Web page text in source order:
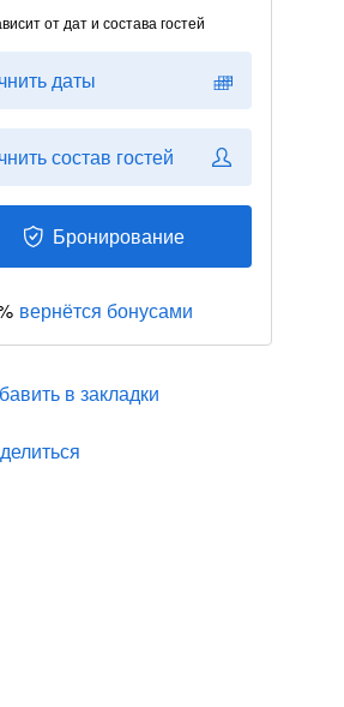
от дат и состава гостей
даты
состав гостей
Бронирование
вернётся бонусами
в закладки